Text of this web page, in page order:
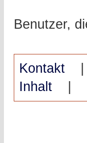
Benutzer,
Kontakt
Inhalt